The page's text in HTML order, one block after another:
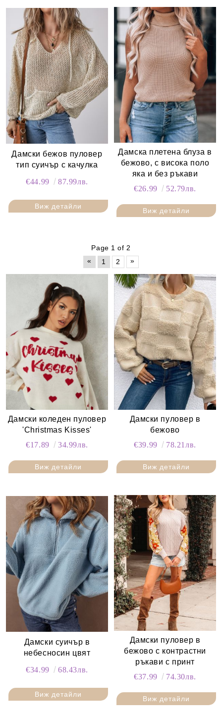
Дамски бежов пуловер
тип суичър с качулка
€44.99 87.99лв.
Виж детайли
Дамска плетена блуза в
бежово, с висока поло
яка и без ръкави
€26.99
52.79лв.
Виж детайли
Page 1 of 2
«
1 2 »
Дамски коледен пуловер
'Christmas Kisses'
€17.89
34.99лв.
Виж детайли
Дамски пуловер в
бежово
€39.99
78.21лв.
Виж детайли
Дамски суичър в
небесносин цвят
€34.99 68.43лв.
Виж детайли
Дамски пуловер в
бежово с контрастни
ръкави с принт
€37.99
74.30лв.
Виж детайли